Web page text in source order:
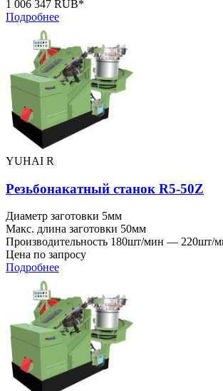
1 006 347 RUB*
Подробнее
YUHAI R
Резьбонакатный станок R5-50Z
Диаметр заготовки 5мм
Макс. длина заготовки 50мм
Производительность 180шт/мин — 220шт/
Цена по запросу
Подробнее